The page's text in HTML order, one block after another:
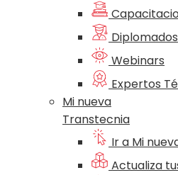
Diplomados
Webinars
Expertos
Mi nueva
Transtecnia
Ir a Mi
Actualiza